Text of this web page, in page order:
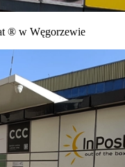
® w Węgorzewie